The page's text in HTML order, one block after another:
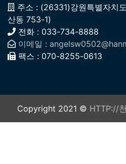
주소 : (26331)강원특별자치
산동 753-1)
전화 : 033-734-8888
이메일 :
팩스 : 070-8255-0613
Copyright 2021 © HTTP://